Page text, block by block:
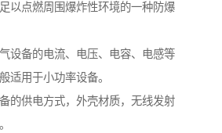
以点燃周围爆炸性环境的一种防爆
设备的电流、电压、电容、电感等
适用于小功率设备。
的供电方式，外壳材质，无线发射